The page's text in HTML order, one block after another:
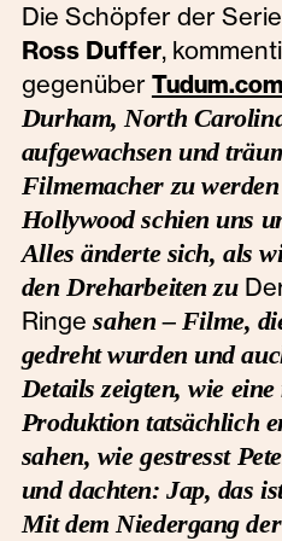
Die Schöpfer der
Ross Duffer,
gegenüber Tudum.com
Durham, North
aufgewachsen und
Filmemacher zu
Hollywood schien uns
Alles änderte sich, als
den Dreharbeiten zu
Ringe sahen – Filme,
gedreht wurden und
Details zeigten, wie eine
Produktion tatsächlich
sahen, wie gestresst
und dachten: Jap, das
Mit dem Niedergang